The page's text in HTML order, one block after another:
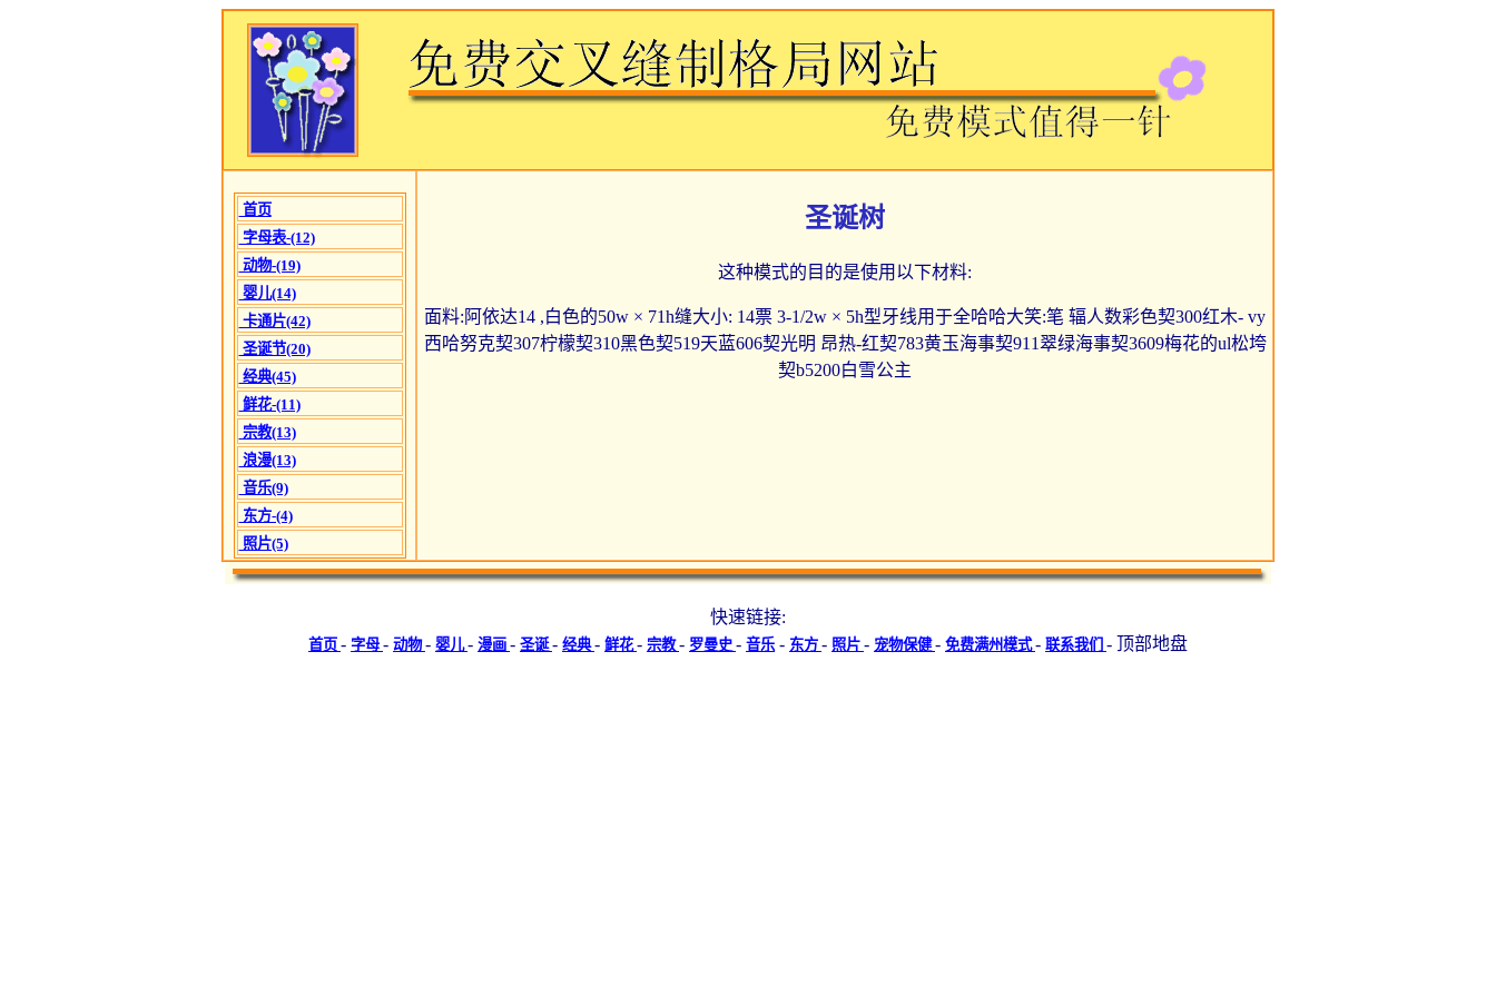
首页
字母表-(12)
动物-(19)
婴儿(14)
卡通片(42)
圣诞节(20)
经典(45)
鲜花-(11)
宗教(13)
浪漫(13)
音乐(9)
东方-(4)
照片(5)
圣诞树
这种模式的目的是使用以下材料:
面料:阿依达14 ,白色的50w × 71h缝大小: 14票 3-1/2w × 5h型牙线用于全哈哈大笑:笔 辐人数彩色契300红木- vy
西哈努克契307柠檬契310黑色契519天蓝606契光明 昂热-红契783黄玉海事契911翠绿海事契3609梅花的ul松垮
契b5200白雪公主
快速链接:
首页 - 字母 - 动物- 婴儿- 漫画 - 圣诞- 经典- 鲜花- 宗教- 罗曼史 - 音乐 - 东方 - 照片 - 宠物保健- 免费满州模式- 联系我们 - 顶部地盘